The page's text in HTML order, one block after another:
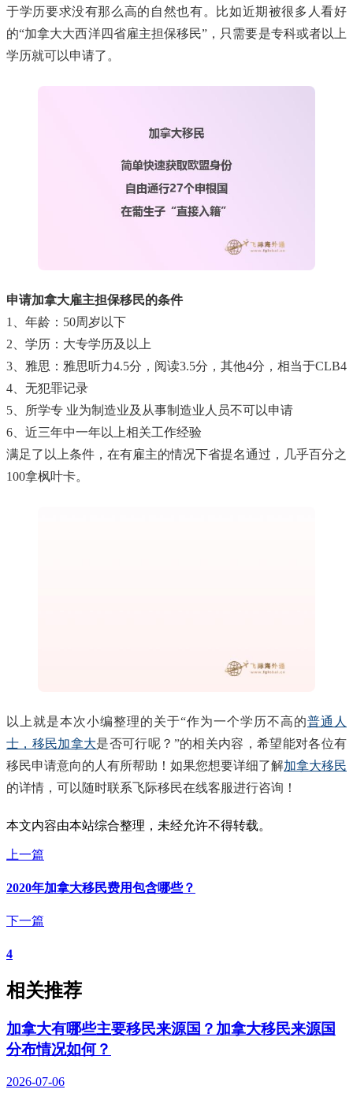
于学历要求没有那么高的自然也有。比如近期被很多人看好
的“加拿大大西洋四省雇主担保移民”，只需要是专科或者以上
学历就可以申请了。
申请加拿大雇主担保移民的条件
1、年龄：50周岁以下
2、学历：大专学历及以上
3、雅思：雅思听力4.5分，阅读3.5分，其他4分，相当于CLB4
4、无犯罪记录
5、所学专 业为制造业及从事制造业人员不可以申请
6、近三年中一年以上相关工作经验
满足了以上条件，在有雇主的情况下省提名通过，几乎百分之
100拿枫叶卡。
以上就是本次小编整理的关于“作为一个学历不高的普通人
士，移民加拿大是否可行呢？”的相关内容，希望能对各位有
移民申请意向的人有所帮助！如果您想要详细了解加拿大移民
的详情，可以随时联系飞际移民在线客服进行咨询！
本文内容由本站综合整理，未经允许不得转载。
上一篇
2020年加拿大移民费用包含哪些？
下一篇
4
相关推荐
加拿大有哪些主要移民来源国？加拿大移民来源国
分布情况如何？
2026-07-06